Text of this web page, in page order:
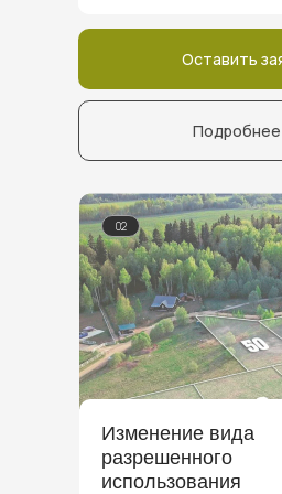
02
Изменение вида
разрешенного
использования
Оставить